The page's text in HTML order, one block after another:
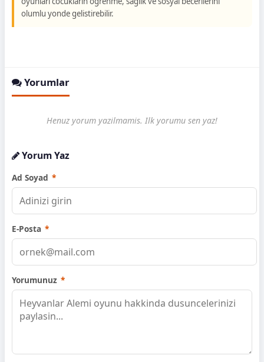
olumlu yonde gelistirebilir.
Yorumlar
Henuz yorum yazilmamis. Ilk yorumu sen yaz!
Yorum Yaz
Ad Soyad *
E-Posta *
Yorumunuz *